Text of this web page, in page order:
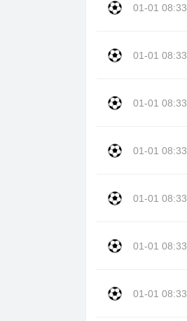
01-01 08:33
01-01 08:33
01-01 08:33
01-01 08:33
01-01 08:33
01-01 08:33
01-01 08:33